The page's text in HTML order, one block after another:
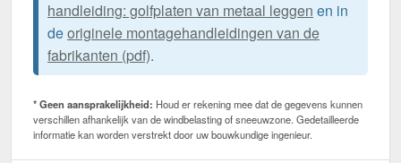
handleiding: golfplaten van metaal leggen en in
deoriginele montagehandleidingen van de
fabrikanten (pdf).
* Geen aansprakelijkheid: Houd er rekening mee dat de gegevens kunnen
verschillen afhankelijk van de windbelasting of sneeuwzone. Gedetailleerde
informatie kan worden verstrekt door uw bouwkundige ingenieur.